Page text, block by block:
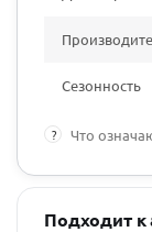
Сезонность
? Что
Подходит к